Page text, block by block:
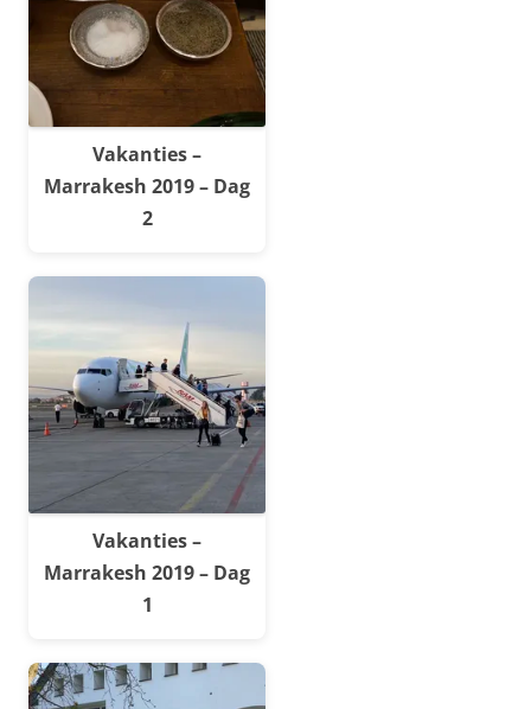
Vakanties –
Marrakesh 2019 – Dag
2
Vakanties –
Marrakesh 2019 – Dag
1